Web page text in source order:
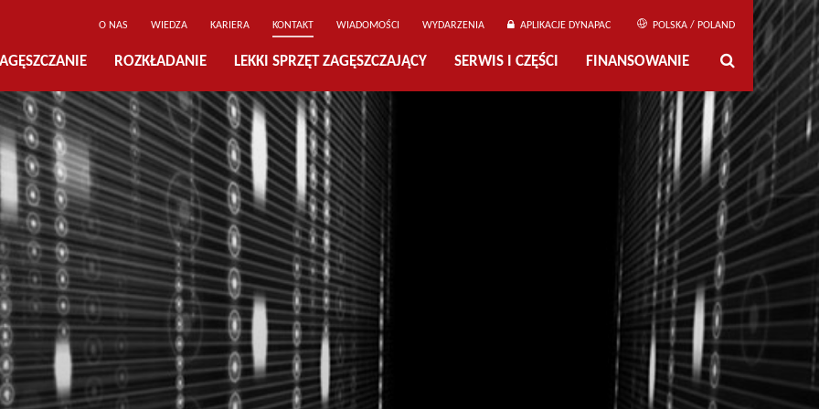
O NAS WIEDZA KARIERA KONTAKT WIADOMOŚCI WYDARZENIA APLIKACJE DYNAPAC POLSKA / POLAND
ROZKŁADANIE LEKKI SPRZĘT ZAGĘSZCZAJĄCY SERWIS I CZĘŚCI FINANSOWANIE